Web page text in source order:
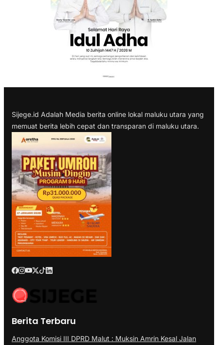
Sijege.id Adalah Media berita online lokal maluku utara yang
memuat berita lebih cepat dan transparan di maluku utara.
Berita Terbaru
Anggota Komisi III DPRD Malut : Muksin Amrin Kesal Jalan